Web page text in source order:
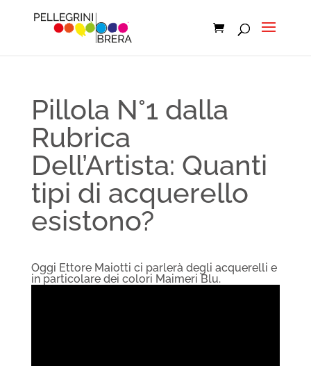
Pillola N°1 dalla
Rubrica
Dell’Artista: Quanti
tipi di acquerello
esistono?
Oggi Ettore Maiotti ci parlerà degli acquerelli e
in particolare dei colori Maimeri Blu.